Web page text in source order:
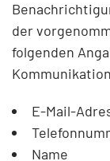
der
folgenden
E-Mail-
Name